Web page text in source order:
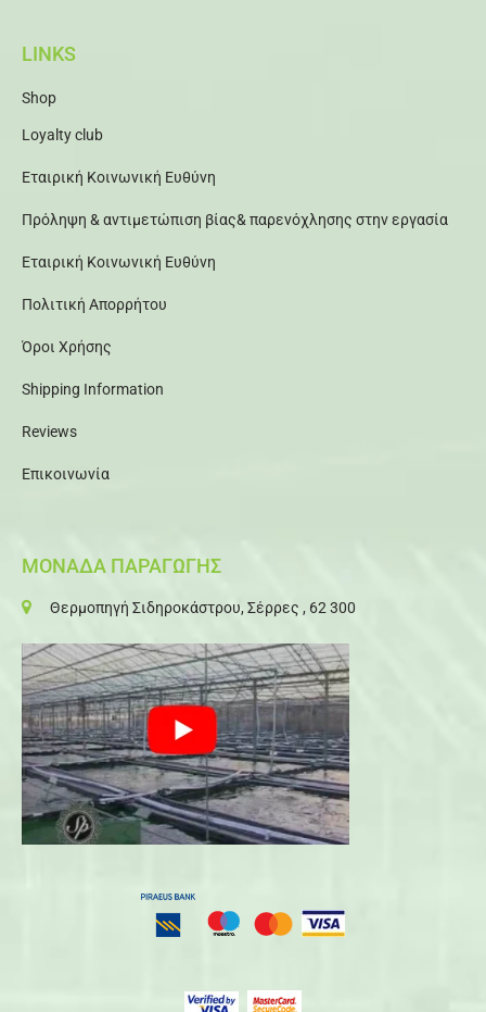
LINKS
Shop
Loyalty club
Εταιρική Κοινωνική Ευθύνη
Πρόληψη & αντιμετώπιση βίας& παρενόχλησης στην εργασία
Εταιρική Κοινωνική Ευθύνη
Πολιτική Απορρήτου
Όροι Χρήσης
Shipping Information
Reviews
Επικοινωνία
ΜΟΝΑΔΑ ΠΑΡΑΓΩΓΗΣ
Θερμοπηγή Σιδηροκάστρου, Σέρρες , 62 300